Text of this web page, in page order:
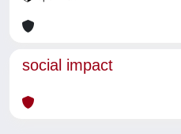
social impact